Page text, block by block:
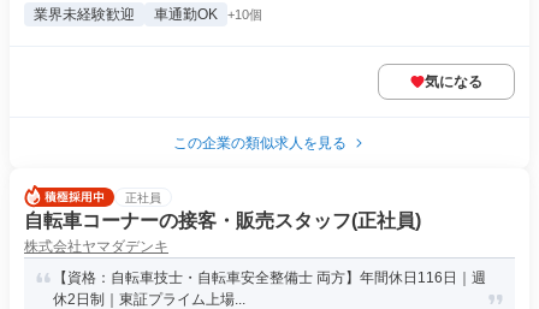
業界未経験歓迎 車通勤OK +10個
気になる
この企業の類似求人を見る
正社員
自転車コーナーの接客・販売スタッフ(正社員)
株式会社ヤマダデンキ
【資格：自転車技士・自転車安全整備士 両方】年間休日116日｜週
休2日制｜東証プライム上場...